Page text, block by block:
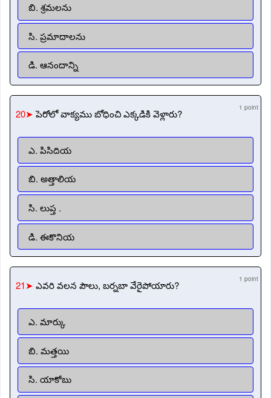
బి. శ్రమలను
సి. ప్రమాదాలను
డి. ఆనందాన్ని
20➤పెరోలో వాక్యము బోధించి ఎక్కడికి వెళ్లారు? 1 point
ఎ. పిసిదియ
బి. అత్తాలియ
సి. లుప్త .
డి. ఈకొనియ
21➤ ఎవరి వలన పౌలు, బర్నబా వేరైపోయారు? 1 point
ఎ. మార్కు
బి. మత్తయి
సి. యాకోబు